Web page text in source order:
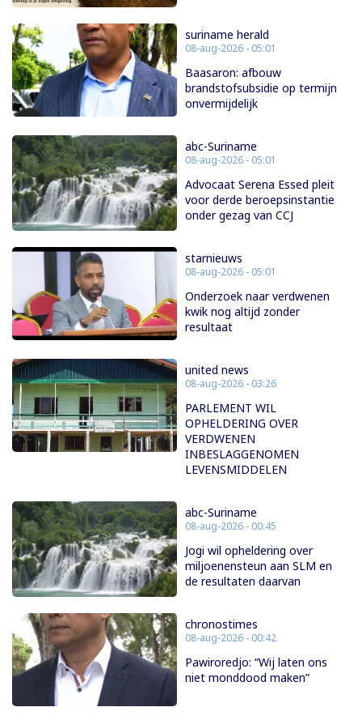
suriname herald
08-aug-2026 - 05:01
Baasaron: afbouw
brandstofsubsidie op termijn
onvermijdelijk
abc-Suriname
08-aug-2026 - 05:01
Advocaat Serena Essed pleit
voor derde beroepsinstantie
onder gezag van CCJ
starnieuws
08-aug-2026 - 05:01
Onderzoek naar verdwenen
kwik nog altijd zonder
resultaat
united news
08-aug-2026 - 03:26
PARLEMENT WIL
OPHELDERING OVER
VERDWENEN
INBESLAGGENOMEN
LEVENSMIDDELEN
abc-Suriname
08-aug-2026 - 00:45
Jogi wil opheldering over
miljoenensteun aan SLM en
de resultaten daarvan
chronostimes
08-aug-2026 - 00:42
Pawiroredjo: “Wij laten ons
niet monddood maken”